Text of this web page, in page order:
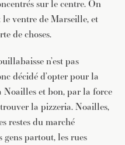
sur le centre. On
ventre de Marseille, et
de choses.
n’est pas
décidé d’opter pour la
Noailles et bon, par la force
trouver la pizzeria. Noailles,
restes du marché
partout, les rues